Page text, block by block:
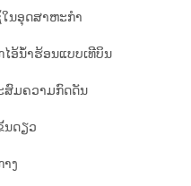
ໃນອຸດສາຫະກຳ
ໄອ້ນ້ຳຮ້ອນແບບເທີບິນ
ສົມຄວາມກົດດັນ
ນດຽວ
ງ